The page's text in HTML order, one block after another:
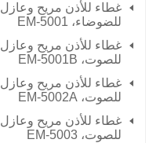
غطاء للأذن مريح وعازل
للضوضاء، EM-5001
غطاء للأذن مريح وعازل
للصوت، EM-5001B
غطاء للأذن مريح وعازل
للصوت، EM-5002A
غطاء للأذن مريح وعازل
للصوت، EM-5003